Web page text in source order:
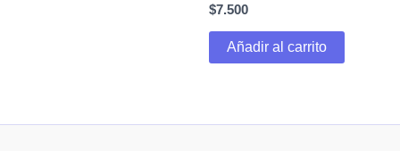
tiene
múltiples
variantes.
$7.500
Añadir al carrito